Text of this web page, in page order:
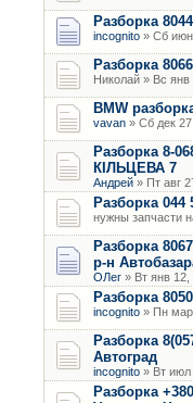
Разборка
incognito » Сб июн
Разборка
Николай » Вс
BMW
vavan » Сб дек
Разборка 8-
КІЛЬЦЕВА 7
Андрей » Пт авг
Разборка 044
нужны запчасти
Разборка
р-н
ОЛег » Вт янв 12,
Разборка
incognito » Пн мар
Разборка
Автоград
incognito » Вт июл
Разборка